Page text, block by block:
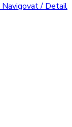
Navigovat / Detail